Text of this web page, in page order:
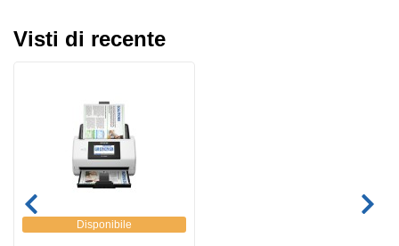
Visti di recente
Disponibile